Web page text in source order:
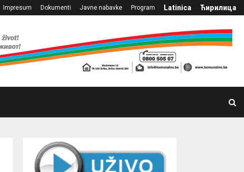
Impresum Dokumenti Javne nabavke Program Latinica Ћирилица